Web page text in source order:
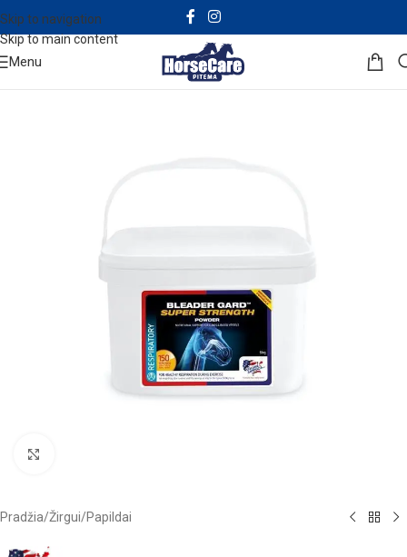
Skip to navigation
Skip to main content
Menu
Pradžia/Žirgui/Papildai